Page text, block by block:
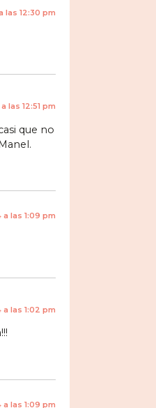
las 12:30 pm
las 12:51 pm
que no
a las 1:09 pm
a las 1:02 pm
a las 1:09 pm